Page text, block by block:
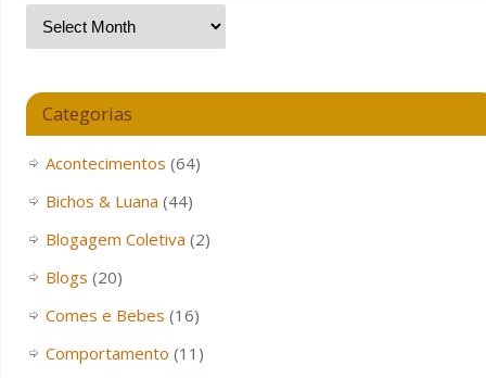
Categorias
Acontecimentos (64)
Bichos & Luana (44)
Blogagem Coletiva (2)
Blogs (20)
Comes e Bebes (16)
Comportamento (11)